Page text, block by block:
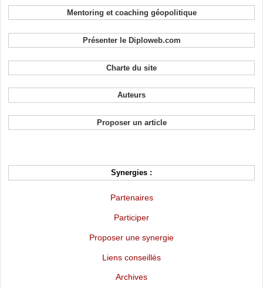
Mentoring et coaching géopolitique
Présenter le Diploweb.com
Charte du site
Auteurs
Proposer un article
Synergies :
Partenaires
Participer
Proposer une synergie
Liens conseillés
Archives